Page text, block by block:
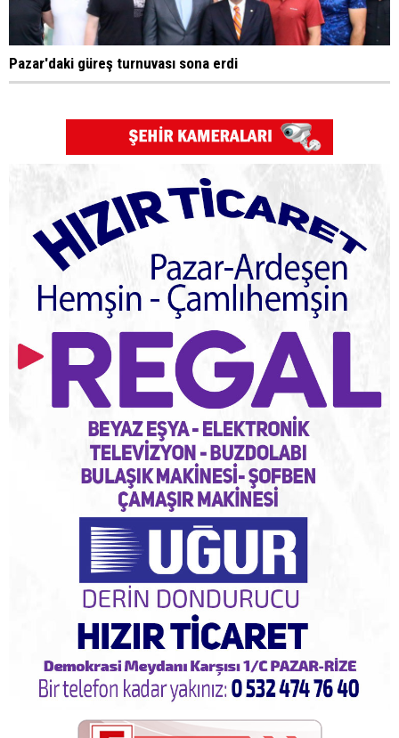
Pazar'daki güreş turnuvası sona erdi